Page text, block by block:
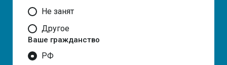
Не занят
Другое
Ваше гражданство
РФ